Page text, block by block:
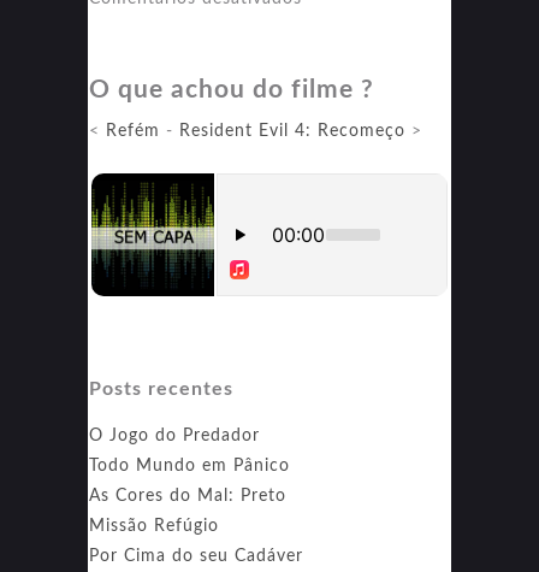
Amar
O que achou do filme ?
< Refém - Resident Evil 4: Recomeço >
Posts recentes
O Jogo do Predador
Todo Mundo em Pânico
As Cores do Mal: Preto
Missão Refúgio
Por Cima do seu Cadáver